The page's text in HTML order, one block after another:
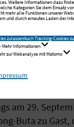
am
am 29.
Buta zu
Weitere Informationen dazu
Kategorien Sie dem Einsatz
mehr alle Funktionen unserer
und durch erneutes Laden der
zulassenAuch Tracking-Cookies
Mehr Informationen
zur Webanalyse mit Matomo